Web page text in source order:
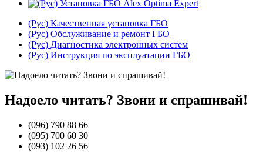
(Рус) Качественная установка ГБО
(Рус) Обслуживание и ремонт ГБО
(Рус) Диагностика электронных систем
(Рус) Инструкция по эксплуатации ГБО
Надоело читать? Звони и спрашивай!
(096) 790 88 66
(095) 700 60 30
(093) 102 26 56